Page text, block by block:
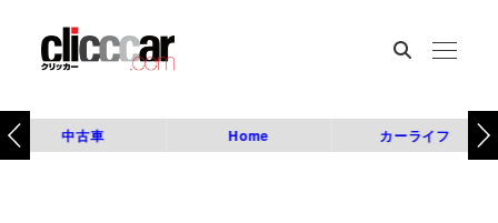
中古車 Home カーライフ